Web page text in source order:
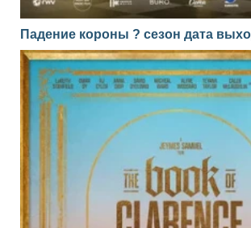
Падение короны ? сезон дата